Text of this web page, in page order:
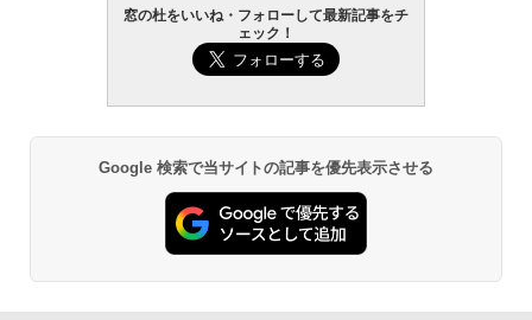
窓の杜をいいね・フォローして最新記事をチ
ェック！
Google 検索で当サイトの記事を優先表示させる